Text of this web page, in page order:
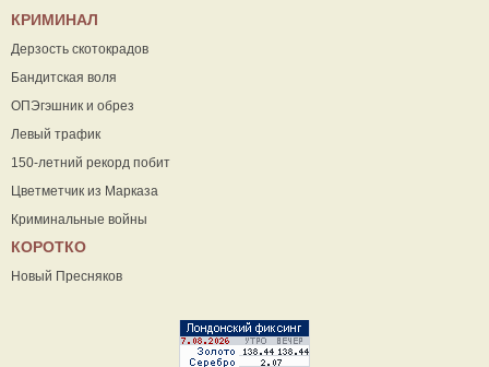
КРИМИНАЛ
Дерзость скотокрадов
Бандитская воля
ОПЭгэшник и обрез
Левый трафик
150-летний рекорд побит
Цветметчик из Марказа
Криминальные войны
КОРОТКО
Новый Пресняков